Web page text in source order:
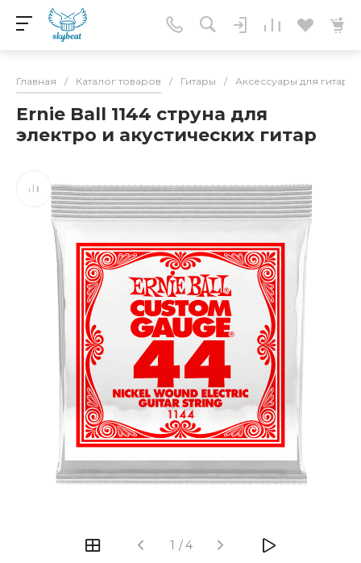
Главная / Каталог товаров / Гитары / Аксессуары для гитар
Ernie Ball 1144 струна для
электро и акустических гитар
1 /4